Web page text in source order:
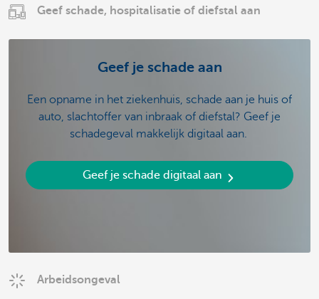
Geef schade, hospitalisatie of diefstal aan
Geef je schade aan
Een opname in het ziekenhuis, schade aan je huis of
auto, slachtoffer van inbraak of diefstal? Geef je
schadegeval makkelijk digitaal aan.
Geef je schade digitaal aan
Arbeidsongeval